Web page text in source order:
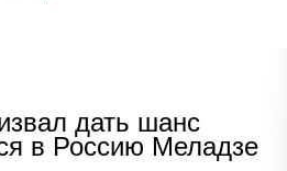
дать шанс
в Россию Меладзе